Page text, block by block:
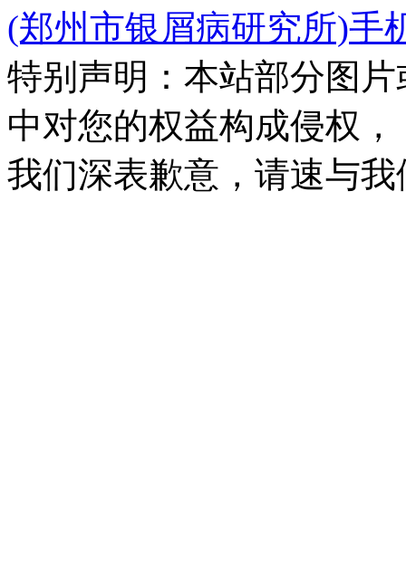
(郑州市银屑病研究所)手
特别声明：本站部分图
中对您的权益构成侵权，
我们深表歉意，请速与